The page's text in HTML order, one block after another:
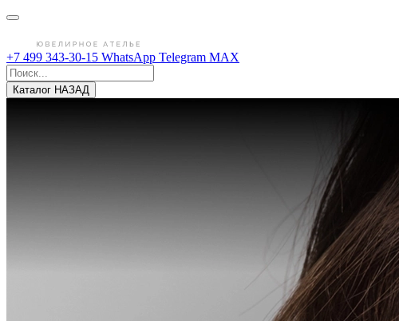
+7 499 343-30-15 WhatsApp Telegram MAX
Каталог НАЗАД